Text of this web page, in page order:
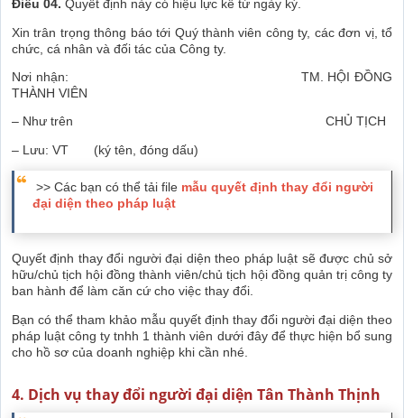
Điều 04. Quyết định này có hiệu lực kể từ ngày ký.
Xin trân trọng thông báo tới Quý thành viên công ty, các đơn vị, tổ
chức, cá nhân và đối tác của Công ty.
Nơi nhận: TM. HỘI ĐỒNG
THÀNH VIÊN
– Như trên CHỦ TỊCH
– Lưu: VT (ký tên, đóng dấu)
>> Các bạn có thể tải file mẫu quyết định thay đổi người
đại diện theo pháp luật
Quyết định thay đổi người đại diện theo pháp luật sẽ được chủ sở
hữu/chủ tịch hội đồng thành viên/chủ tịch hội đồng quản trị công ty
ban hành để làm căn cứ cho việc thay đổi.
Bạn có thể tham khảo mẫu quyết định thay đổi người đại diện theo
pháp luật công ty tnhh 1 thành viên dưới đây để thực hiện bổ sung
cho hồ sơ của doanh nghiệp khi cần nhé.
4. Dịch vụ thay đổi người đại diện Tân Thành Thịnh